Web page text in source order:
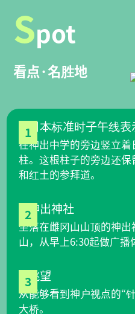
Spot
看点·名胜地
1
在神出中学的旁边竖立
柱。这根柱子的旁边还
和红土的参拜道。
2
坐落在雌冈山山顶的神
山，从早上6:30起做广播
3
从能够看到神户视点的“
大桥。